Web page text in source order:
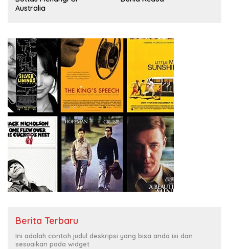
Australia
Berita Terbaru
Ini adalah contoh judul deskripsi yang bisa anda isi dan
sesuaikan pada widget